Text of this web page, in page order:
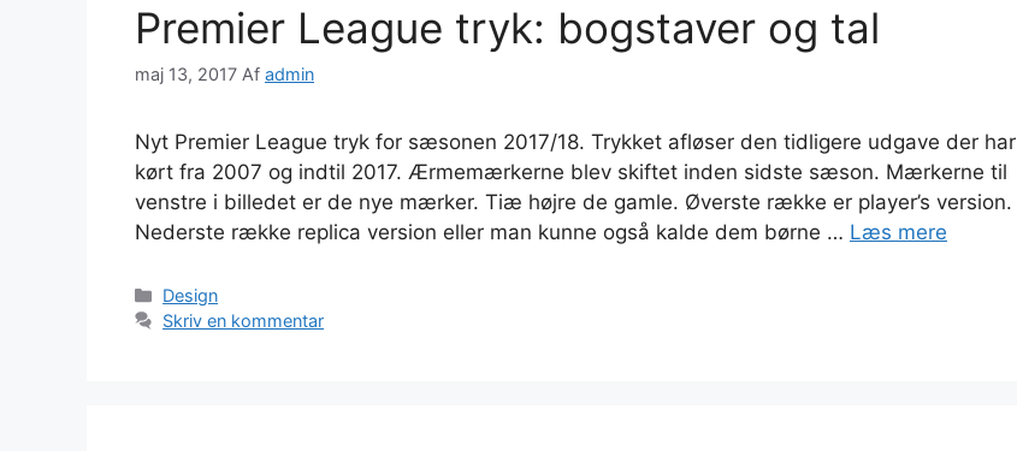
Premier League tryk: bogstaver og tal
maj 13, 2017 Af admin
Nyt Premier League tryk for sæsonen 2017/18. Trykket afløser den tidligere udgave der har
kørt fra 2007 og indtil 2017. Ærmemærkerne blev skiftet inden sidste sæson. Mærkerne til
venstre i billedet er de nye mærker. Tiæ højre de gamle. Øverste række er player’s version.
Nederste række replica version eller man kunne også kalde dem børne … Læs mere
Kategorier
Design
Skriv en kommentar